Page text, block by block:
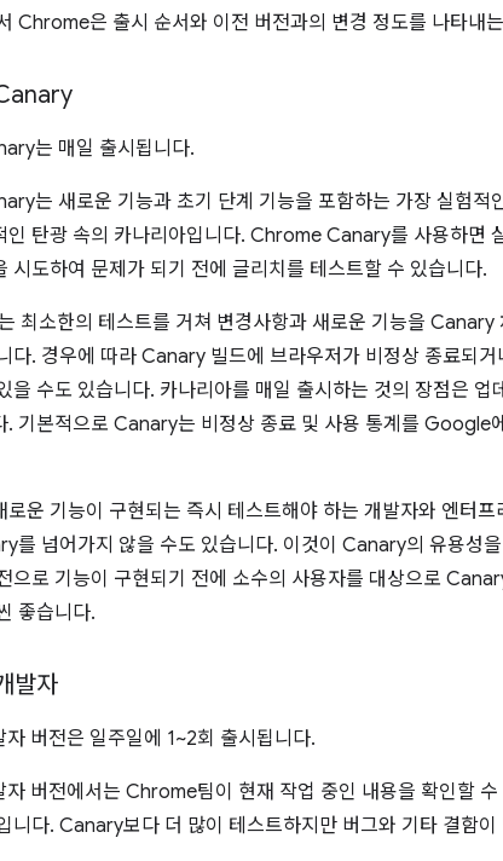
Chrome은 출시 순서와 이전 버전과의 변경 정도를 나타내
는 매일 출시됩니다.
는 새로운 기능과 초기 단계 기능을 포함하는 가장 실험적
인 탄광 속의 카나리아입니다. Chrome Canary를 사용하면
시도하여 문제가 되기 전에 글리치를 테스트할 수 있습니다.
최소한의 테스트를 거쳐 변경사항과 새로운 기능을 Canary
다. 경우에 따라 Canary 빌드에 브라우저가 비정상 종료되
을 수도 있습니다. 카나리아를 매일 출시하는 것의 장점은
. 기본적으로 Canary는 비정상 종료 및 사용 통계를 Google
로운 기능이 구현되는 즉시 테스트해야 하는 개발자와 엔터
를 넘어가지 않을 수도 있습니다. 이것이 Canary의 유용성
으로 기능이 구현되기 전에 소수의 사용자를 대상으로
좋습니다.
발자
버전은 일주일에 1~2회 출시됩니다.
버전에서는 Chrome팀이 현재 작업 중인 내용을 확인할 수
니다. Canary보다 더 많이 테스트하지만 버그와 기타 결함